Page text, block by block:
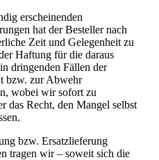
erscheinenden
hat der Besteller nach
Zeit und Gelegenheit zu
Haftung für die daraus
dringenden Fällen der
bzw. zur Abwehr
wobei wir sofort zu
das Recht, den Mangel selbst
bzw. Ersatzlieferung
tragen wir – soweit sich die